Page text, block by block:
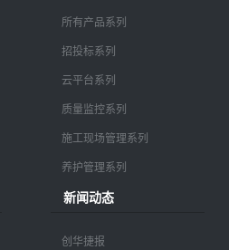
所有产品系列
招投标系列
云平台系列
质量监控系列
施工现场管理系列
养护管理系列
新闻动态
创华捷报